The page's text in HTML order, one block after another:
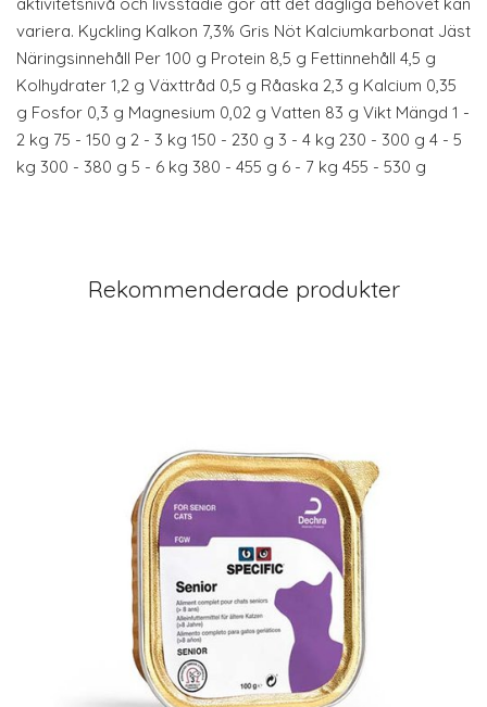
aktivitetsnivå och livsstadie gör att det dagliga behovet kan
variera. Kyckling Kalkon 7,3% Gris Nöt Kalciumkarbonat Jäst
Näringsinnehåll Per 100 g Protein 8,5 g Fettinnehåll 4,5 g
Kolhydrater 1,2 g Växttråd 0,5 g Råaska 2,3 g Kalcium 0,35
g Fosfor 0,3 g Magnesium 0,02 g Vatten 83 g Vikt Mängd 1 -
2 kg 75 - 150 g 2 - 3 kg 150 - 230 g 3 - 4 kg 230 - 300 g 4 - 5
kg 300 - 380 g 5 - 6 kg 380 - 455 g 6 - 7 kg 455 - 530 g
Rekommenderade produkter